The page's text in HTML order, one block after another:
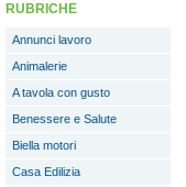
RUBRICHE
Annunci lavoro
Animalerie
A tavola con gusto
Benessere e Salute
Biella motori
Casa Edilizia